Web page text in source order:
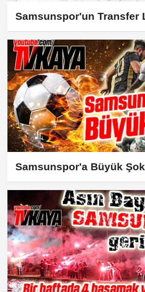
Samsunspor'un Transfer
Samsunspor'a Büyük Şok